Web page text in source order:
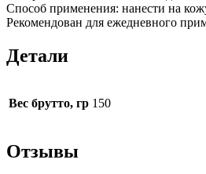
Способ применения: нанести на
Рекомендован для ежедневного
Детали
Вес брутто, гр 150
Отзывы